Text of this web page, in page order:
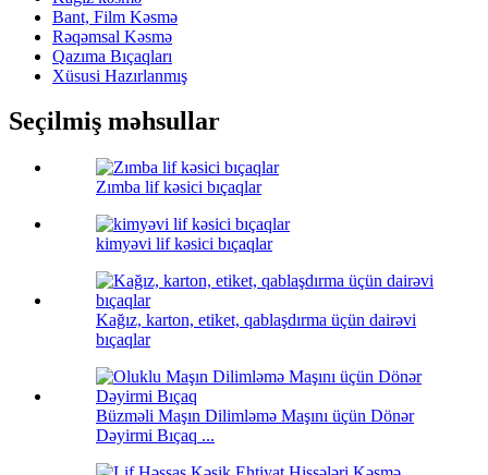
Bant, Film Kəsmə
Rəqəmsal Kəsmə
Qazıma Bıçaqları
Xüsusi Hazırlanmış
Seçilmiş məhsullar
Zımba lif kəsici bıçaqlar
kimyəvi lif kəsici bıçaqlar
Kağız, karton, etiket, qablaşdırma üçün dairəvi
bıçaqlar
Büzməli Maşın Dilimləmə Maşını üçün Dönər
Dəyirmi Bıçaq ...